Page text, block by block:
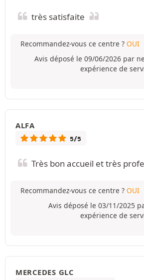
très satisfaite
Recommandez-vous ce centre ? OUI
Avis déposé le 09/06/2026 par
expérience de
ALFA
5/5
Très bon accueil et très
Recommandez-vous ce centre ? OUI
Avis déposé le 03/11/2025
expérience de
MERCEDES GLC